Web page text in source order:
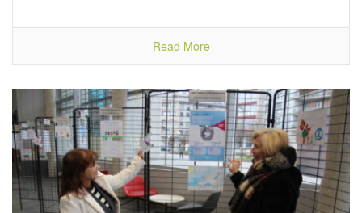
Read More